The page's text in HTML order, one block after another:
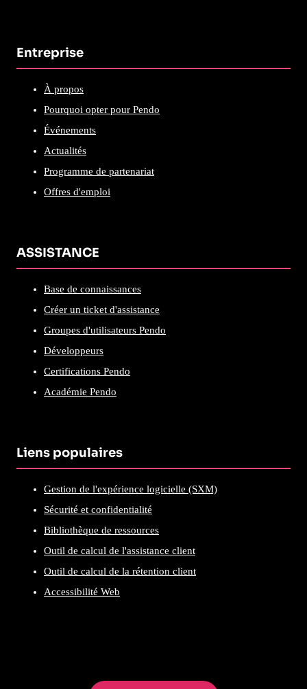
Entreprise
À propos
Pourquoi opter pour Pendo
Événements
Actualités
Programme de partenariat
Offres d'emploi
ASSISTANCE
Base de connaissances
Créer un ticket d'assistance
Groupes d'utilisateurs Pendo
Développeurs
Certifications Pendo
Académie Pendo
Liens populaires
Gestion de l'expérience logicielle (SXM)
Sécurité et confidentialité
Bibliothèque de ressources
Outil de calcul de l'assistance client
Outil de calcul de la rétention client
Accessibilité Web